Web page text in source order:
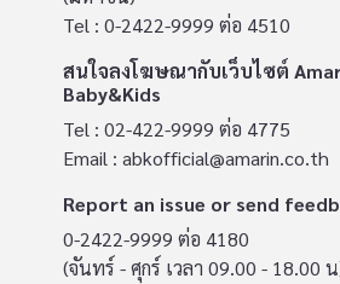
Tel : 0-2422-9999 ต่อ 4510
สนใจลงโฆษณากับเว็บไซต์
Baby&Kids
Tel : 02-422-9999 ต่อ 4775
Email : abkofficial@amarin.co.th
Report an issue or send
0-2422-9999 ต่อ 4180
(จันทร์ - ศุกร์ เวลา 09.00 - 18.00